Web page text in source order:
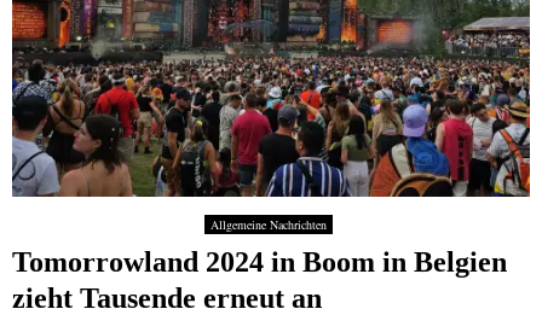
Allgemeine Nachrichten
Tomorrowland 2024 in Boom in Belgien
zieht Tausende erneut an